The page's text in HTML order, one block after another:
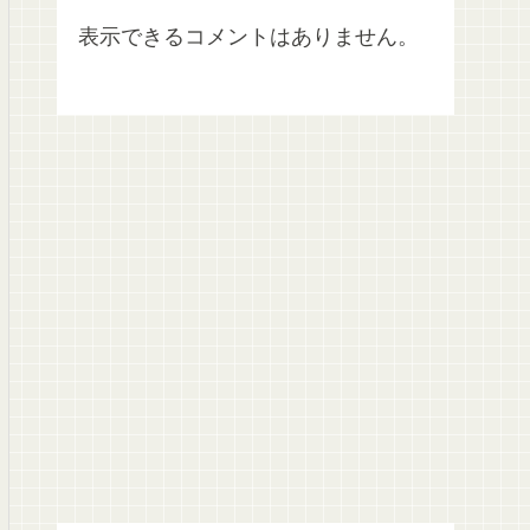
表示できるコメントはありません。